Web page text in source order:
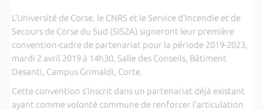
L’Université de Corse, le CNRS et le Service d’Incendie et de
Secours de Corse du Sud (SIS2A) signeront leur première
convention-cadre de partenariat pour la période 2019-2023,
mardi 2 avril 2019 à 14h30, Salle des Conseils, Bâtiment
Desanti, Campus Grimaldi, Corte.
Cette convention s’inscrit dans un partenariat déjà existant
ayant comme volonté commune de renforcer l’articulation